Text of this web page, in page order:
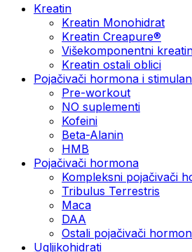
Kreatin
Kreatin Monohidrat
Kreatin Creapure®
Višekomponentni
Kreatin ostali oblici
Pojačivači hormona i
Pre-workout
NO suplementi
Kofeini
Beta-Alanin
HMB
Pojačivači hormona
Kompleksni pojačivači
Tribulus Terrestris
Maca
DAA
Ostali pojačivači
Ugljikohidrati